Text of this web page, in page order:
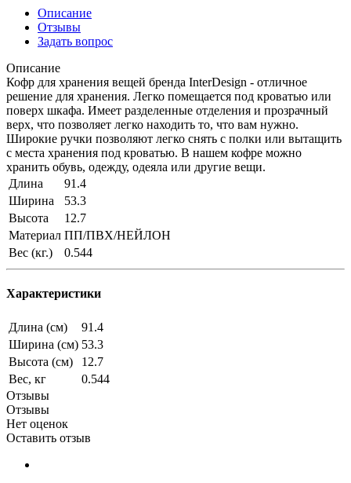
Описание
Отзывы
Задать вопрос
Описание
Кофр для хранения вещей бренда InterDesign - отличное
решение для хранения. Легко помещается под кроватью или
поверх шкафа. Имеет разделенные отделения и прозрачный
верх, что позволяет легко находить то, что вам нужно.
Широкие ручки позволяют легко снять с полки или вытащить
с места хранения под кроватью. В нашем кофре можно
хранить обувь, одежду, одеяла или другие вещи.
Длина
91.4
Ширина
53.3
Высота
12.7
Материал ПП/ПВХ/НЕЙЛОН
Вес (кг.)
0.544
Характеристики
Длина (см)
91.4
Ширина (см) 53.3
Высота (см)
12.7
Вес, кг
0.544
Отзывы
Отзывы
Нет оценок
Оставить отзыв